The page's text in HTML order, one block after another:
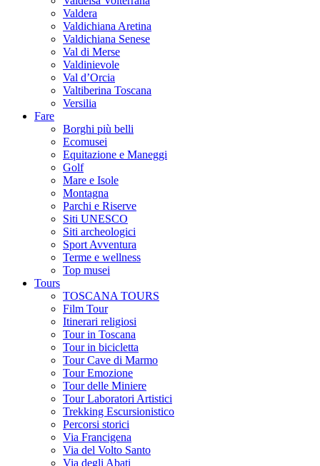
Valdera
Valdichiana Aretina
Valdichiana Senese
Val di Merse
Valdinievole
Val d’Orcia
Valtiberina Toscana
Versilia
Fare
Borghi più belli
Ecomusei
Equitazione e Maneggi
Golf
Mare e Isole
Montagna
Parchi e Riserve
Siti UNESCO
Siti archeologici
Sport Avventura
Terme e wellness
Top musei
Tours
TOSCANA TOURS
Film Tour
Itinerari religiosi
Tour in Toscana
Tour in bicicletta
Tour Cave di Marmo
Tour Emozione
Tour delle Miniere
Tour Laboratori Artistici
Trekking Escursionistico
Percorsi storici
Via Francigena
Via del Volto Santo
Via degli Abati